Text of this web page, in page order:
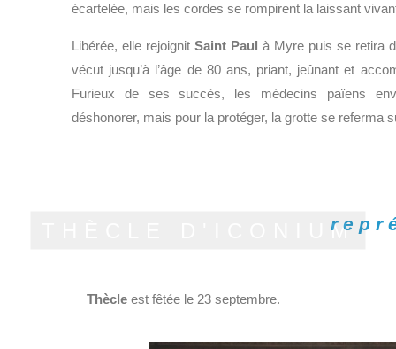
THÈCLE D'ICONIUM
écartelée, mais les cordes se rompirent la laissant
Libérée, elle rejoignitSaint Paul à Myre puis se retira
vécut jusqu’à l’âge de 80 ans, priant, jeûnant et
Furieux de ses succès, les médecins païens
déshonorer, mais pour la protéger, la grotte se referma
Thècle est fêtée le 23 septembre.